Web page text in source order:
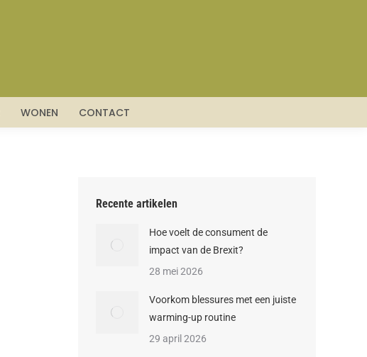
WONEN CONTACT
Recente artikelen
Hoe voelt de consument de
impact van de Brexit?
28 mei 2026
Voorkom blessures met een juiste
warming-up routine
29 april 2026